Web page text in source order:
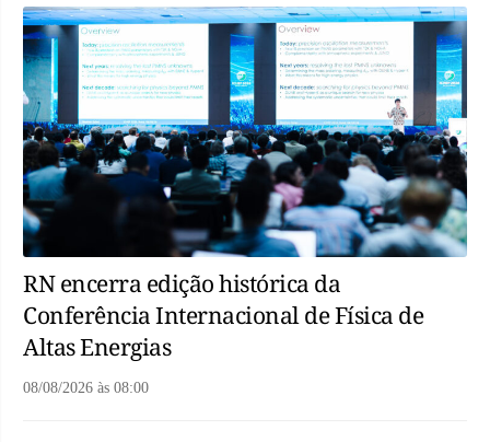
RN encerra edição histórica da
Conferência Internacional de Física de
Altas Energias
08/08/2026 às 08:00